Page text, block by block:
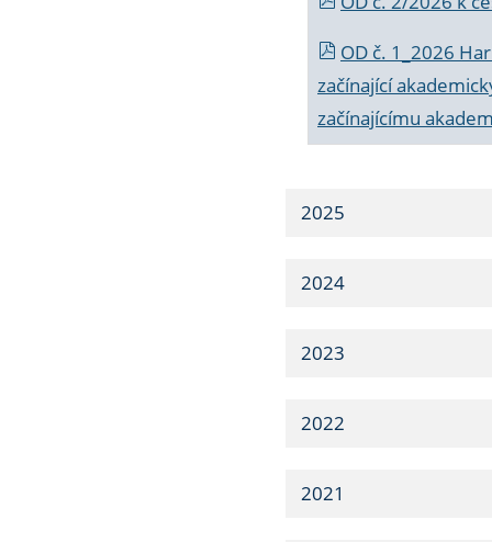
OD č. 1_2026
začínající
začínajícímu
2025
2024
2023
2022
2021